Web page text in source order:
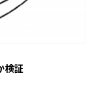
検証